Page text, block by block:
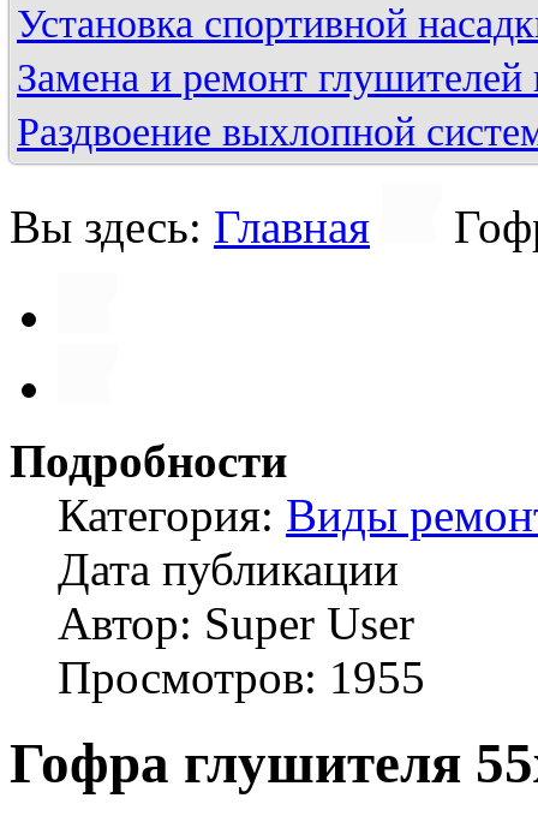
Установка спортивной
Замена и ремонт глушителей
Раздвоение выхлопной
Вы здесь: Главная
Подробности
Категория: Виды
Дата публикации
Автор: Super User
Просмотров: 1955
Гофра глушителя